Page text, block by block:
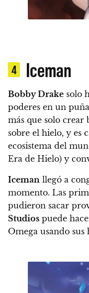
4 Iceman
Bobby Drake solo
poderes en un
más que solo crear
sobre el hielo, y es
ecosistema del
Era de Hielo) y
Iceman llegó a
momento. Las
pudieron sacar
Studios puede
Omega usando